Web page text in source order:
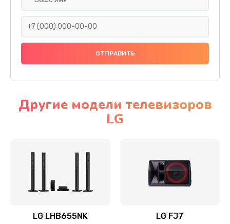
Прошивка
Ремонт механики привода
Ремонт / замена кнопок, клавиш, индикаторов,
Другие модели телевизоров
LG
LG LHB655NK LG FJ7